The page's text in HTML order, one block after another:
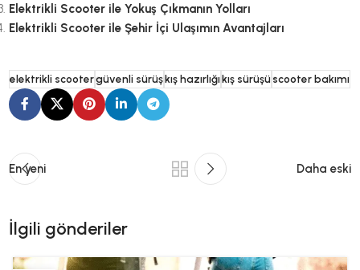
Elektrikli Scooter ile Yokuş Çıkmanın Yolları
Elektrikli Scooter ile Şehir İçi Ulaşımın Avantajları
elektrikli scootergüvenli sürüşkış hazırlığıkış sürüşüscooter bakımı
En yeni Daha eski
İlgili gönderiler